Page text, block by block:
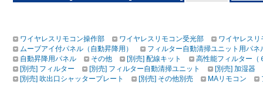
ワイヤレスリモコン操作部 ワイヤレスリモコン受光部
ワイヤレス
ムーブアイ付パネル（自動昇降用）
フィルター自動清掃ユニット用パネ
自動昇降用パネル
その他 [別売] 配線キット
高性能フィルター（
[別売] フィルター
[別売] フィルター自動清掃ユニット
[別売] 加湿器
[別売] 吹出口シャッタープレート
[別売] その他別売 MAリモコン